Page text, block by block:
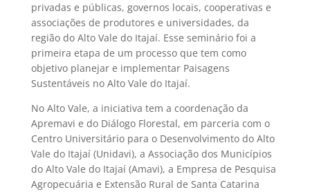
privadas e públicas, governos locais, cooperativas e
associações de produtores e universidades, da
região do Alto Vale do Itajaí. Esse seminário foi a
primeira etapa de um processo que tem como
objetivo planejar e implementar Paisagens
Sustentáveis no Alto Vale do Itajaí.
No Alto Vale, a iniciativa tem a coordenação da
Apremavi e do Diálogo Florestal, em parceria com o
Centro Universitário para o Desenvolvimento do Alto
Vale do Itajaí (Unidavi), a Associação dos Municípios
do Alto Vale do Itajaí (Amavi), a Empresa de Pesquisa
Agropecuária e Extensão Rural de Santa Catarina